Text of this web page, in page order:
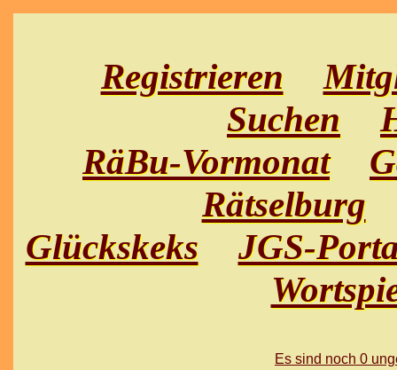
Registrieren
Suchen
RäBu-Vormonat
Rätselburg
Glückskeks
JGS-
Es sind noch 0